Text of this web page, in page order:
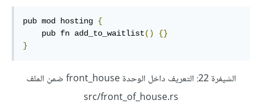
pub mod hosting {
    pub fn add_to_waitlist
()
{}
}
الشيفرة 22: التعريف داخل الوحدة front_house ضمن الملف
src/front_of_house.rs